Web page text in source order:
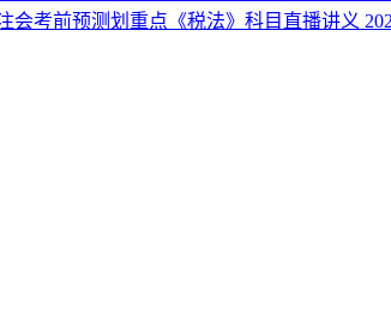
会考前预测划重点《税法》科目直播讲义